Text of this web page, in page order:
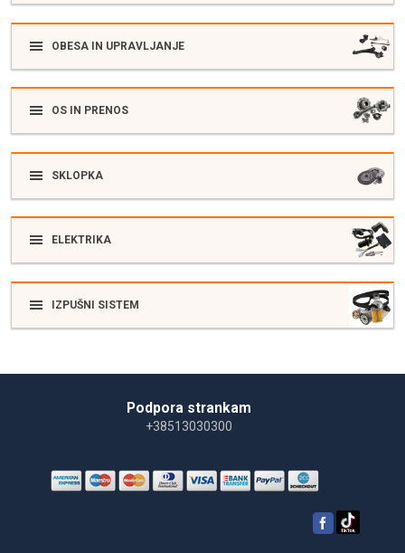
OBESA IN UPRAVLJANJE
OS IN PRENOS
SKLOPKA
ELEKTRIKA
IZPUŠNI SISTEM
Podpora strankam
+38513030300